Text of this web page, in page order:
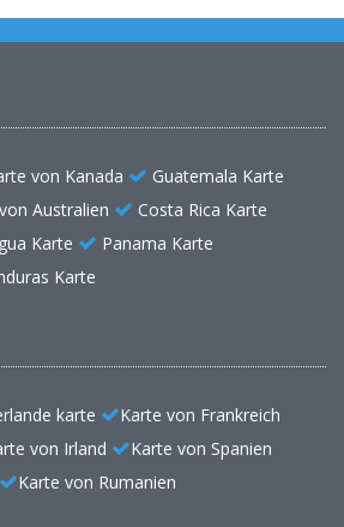
von Kanada
Guatemala Karte
Australien
Costa Rica Karte
Karte
Panama Karte
Karte
karte
Karte von Frankreich
von Irland
Karte von Spanien
Karte von Rumanien